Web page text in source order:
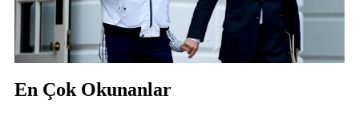
En Çok Okunanlar